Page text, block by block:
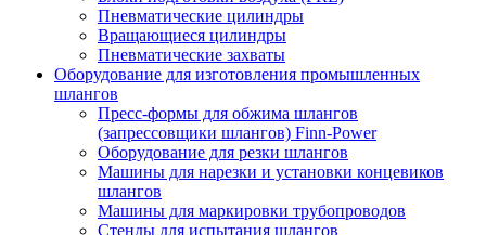
Пневматические цилиндры
Вращающиеся цилиндры
Пневматические захваты
Оборудование для изготовления промышленных
шлангов
Пресс-формы для обжима шлангов
(запрессовщики шлангов) Finn-Power
Оборудование для резки шлангов
Машины для нарезки и установки концевиков
шлангов
Машины для маркировки трубопроводов
Стенды для испытания шлангов